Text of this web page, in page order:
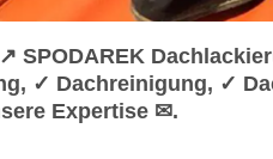
SPODAREK
✓ Dachreinigung, ✓
Expertise ✉.